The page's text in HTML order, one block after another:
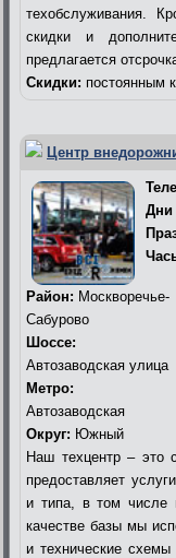
техобслуживания.
скидки и
предлагается
Скидки: постоянным
Центр
Дни
Район: Москворечье-
Сабурово
Шоссе:
Автозаводская улица
Метро:
Автозаводская
Округ: Южный
Наш техцентр – это
предоставляет
и типа, в том числе
качестве базы мы
и технические